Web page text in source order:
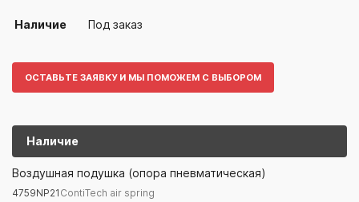
Наличие Под заказ
ОСТАВЬТЕ ЗАЯВКУ И МЫ ПОМОЖЕМ С ВЫБОРОМ
Наличие
Артикул/БрендНаименование
4759NP21ContiTech air spring
Воздушная подушка (опора пневматическая)
4759NP21 ContiTech air spring